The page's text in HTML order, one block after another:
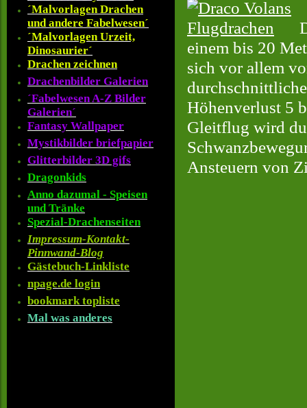
´Malvorlagen Drachen
und andere Fabelwesen´
´Malvorlagen Urzeit,
Dinosaurier´
Drachen zeichnen
Drachenbilder Galerien
´Fabelwesen A-Z Bilder
Galerien´
Fantasy Wallpaper
Mystikbilder briefpapier
Glitterbilder 3D gifs
Dragonkids
Anno dazumal - Speisen
und Tränke
Spezial-Drachenseiten
Impressum-Kontakt-
Pinnwand-Blog
Gästebuch-Linkliste
npage.de login
bookmark topliste
Mal was anderes
einem bis 20
sich vor allem
Höhenverlust 5
Gleitflug wird
Ansteuern von